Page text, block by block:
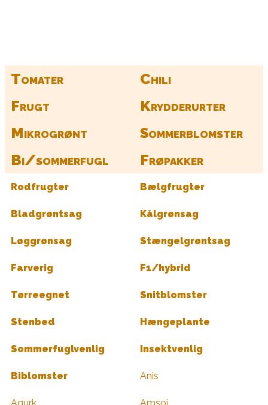
Tomater
Chili
Frugt
Krydderurter
Mikrogrønt
Sommerblomster
Bi/sommerfugl
Frøpakker
Rodfrugter Bælgfrugter
Bladgrøntsag Kålgrønsag
Løggrønsag Stængelgrøntsag
Farverig F1/hybrid
Tørreegnet Snitblomster
Stenbed Hængeplante
Sommerfuglvenlig Insektvenlig
Biblomster Anis
Agurk Amsoi